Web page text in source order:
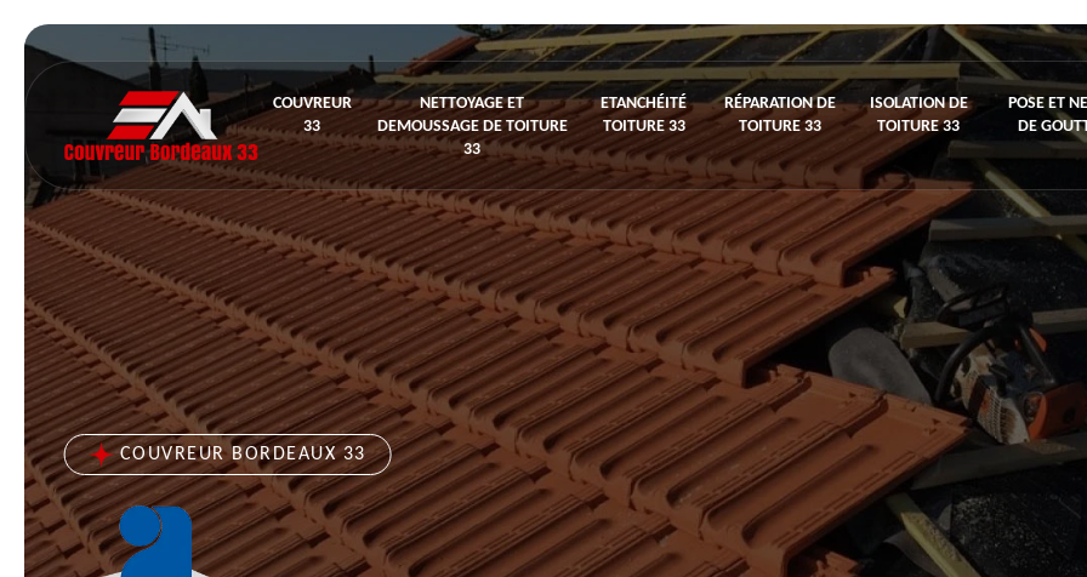
COUVREUR
33
NETTOYAGE ET
DEMOUSSAGE DE TOITURE
33
ETANCHÉITÉ
TOITURE 33
RÉPARATION DE
TOITURE 33
ISOLATION DE
TOITURE 33
POSE ET
DE
COUVREUR BORDEAUX 33